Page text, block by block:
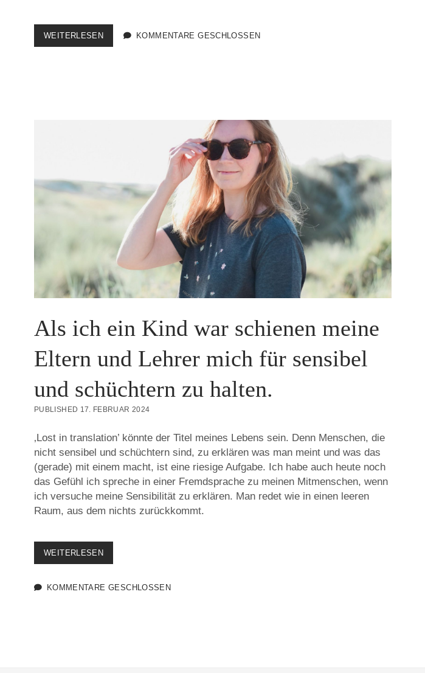
WEITERLESENDER
SCHMERZ,
KOMMENTARE GESCHLOSSEN
Als ich ein Kind war schienen meine
Eltern und Lehrer mich für sensibel
und schüchtern zu halten.
PUBLISHED 17. FEBRUAR 2024
‚Lost in translation’ könnte der Titel meines Lebens sein. Denn Menschen, die
nicht sensibel und schüchtern sind, zu erklären was man meint und was das
(gerade) mit einem macht, ist eine riesige Aufgabe. Ich habe auch heute noch
das Gefühl ich spreche in einer Fremdsprache zu meinen Mitmenschen, wenn
ich versuche meine Sensibilität zu erklären. Man redet wie in einen leeren
Raum, aus dem nichts zurückkommt.
WEITERLESENALS
ICH
KIND
KOMMENTARE GESCHLOSSEN